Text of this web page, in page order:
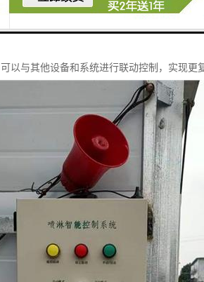
和的电子元器件，具有较高的可靠性和稳定
以与其他设备和系统进行联动控制，实现更